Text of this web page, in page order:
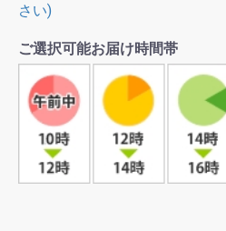
さい)
ご選択可能お届け時間帯